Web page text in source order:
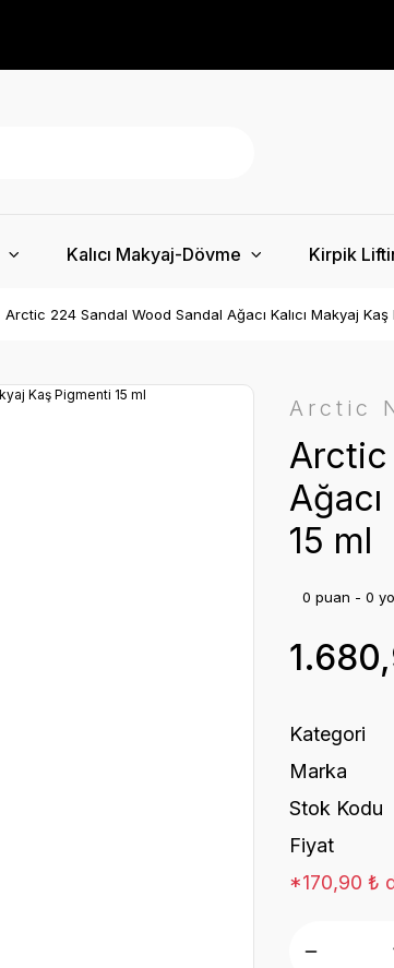
Kalıcı Makyaj-Dövme Kirpik
Arctic 224 Sandal Wood Sandal Ağacı Kalıcı Makyaj Kaş
Arctic
Arctic
15 ml
0 puan - 0
Kategori
Marka
Stok Kodu
Fiyat
*170,90 ₺